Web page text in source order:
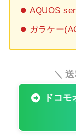
AQUOS
ガラケー
＼
ドコ